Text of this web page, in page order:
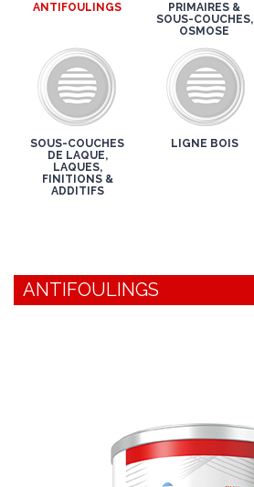
ANTIFOULINGS
PRIMAIRES &
SOUS-COUCHES,
OSMOSE
SOUS-COUCHES
DE LAQUE,
LAQUES,
FINITIONS &
ADDITIFS
LIGNE BOIS
ANTIFOULINGS